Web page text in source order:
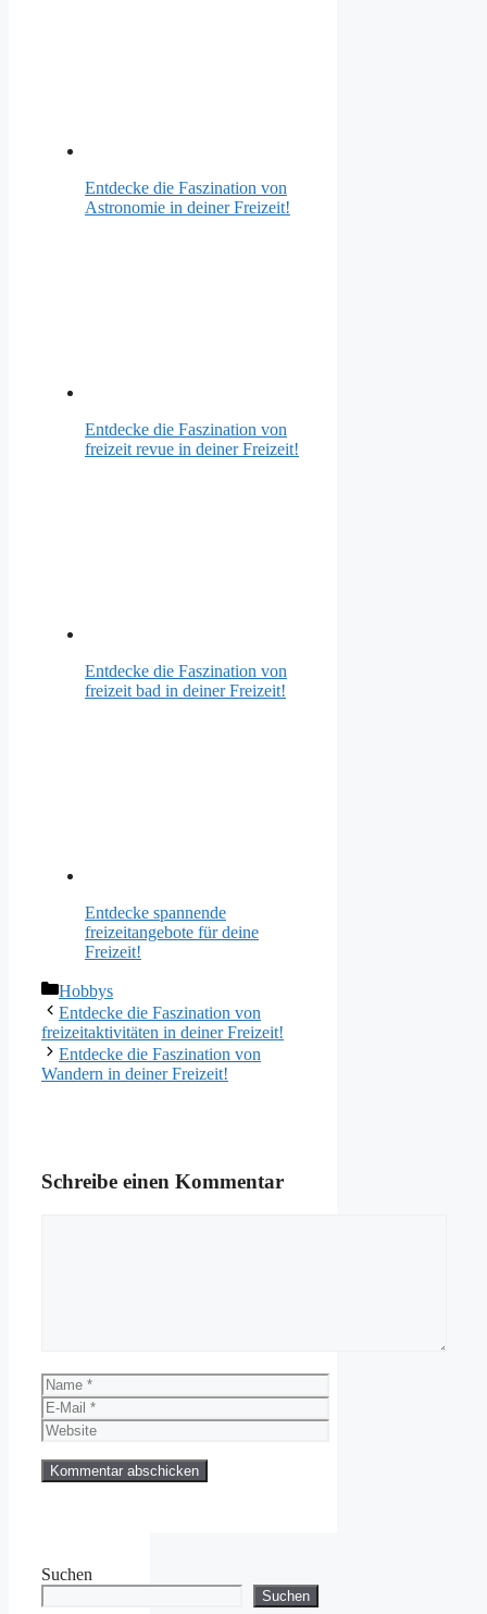
Entdecke die Faszination von
Astronomie in deiner Freizeit!
Entdecke die Faszination von
freizeit revue in deiner Freizeit!
Entdecke die Faszination von
freizeit bad in deiner Freizeit!
Entdecke spannende
freizeitangebote für deine
Freizeit!
Kategorien
Hobbys
Entdecke die Faszination von
freizeitaktivitäten in deiner Freizeit!
Entdecke die Faszination von
Wandern in deiner Freizeit!
Schreibe einen Kommentar
Name
E-
Mail
Website
Suchen
Suchen